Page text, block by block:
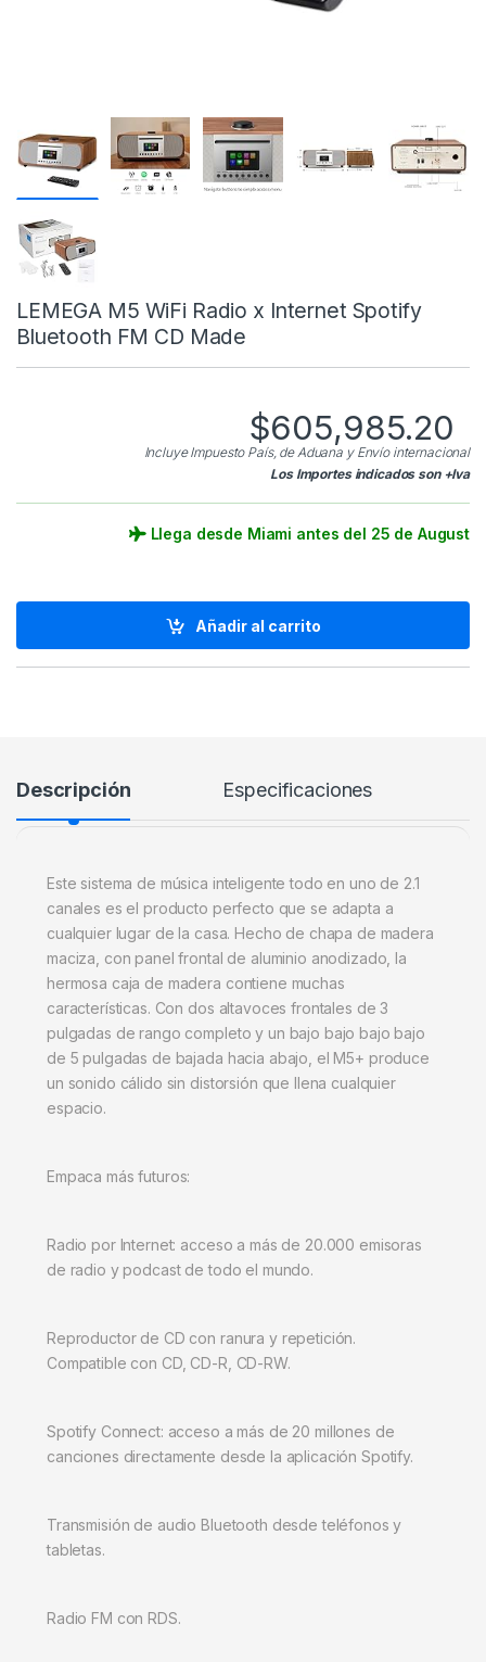
LEMEGA M5 WiFi Radio x Internet Spotify
Bluetooth FM CD Made
$605,985.20
Incluye Impuesto País, de Aduana y Envío internacional
Los Importes indicados son +Iva
Llega desde Miami antes del 25 de August
Añadir al carrito
Descripción Especificaciones
Este sistema de música inteligente todo en uno de 2.1
canales es el producto perfecto que se adapta a
cualquier lugar de la casa. Hecho de chapa de madera
maciza, con panel frontal de aluminio anodizado, la
hermosa caja de madera contiene muchas
características. Con dos altavoces frontales de 3
pulgadas de rango completo y un bajo bajo bajo bajo
de 5 pulgadas de bajada hacia abajo, el M5+ produce
un sonido cálido sin distorsión que llena cualquier
espacio.
Empaca más futuros:
Radio por Internet: acceso a más de 20.000 emisoras
de radio y podcast de todo el mundo.
Reproductor de CD con ranura y repetición.
Compatible con CD, CD-R, CD-RW.
Spotify Connect: acceso a más de 20 millones de
canciones directamente desde la aplicación Spotify.
Transmisión de audio Bluetooth desde teléfonos y
tabletas.
Radio FM con RDS.